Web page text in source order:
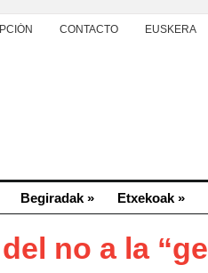
CONTACTO EUSKERA
Begiradak » Etxekoak »
no a la